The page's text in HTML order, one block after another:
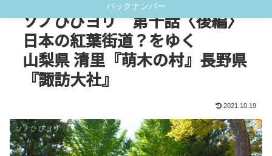
バックナンバー
ソノひびヨリ 第十話〈後編〉
日本の紅葉街道？をゆく
山梨県 清里『萌木の村』長野県
『諏訪大社』
2021.10.19